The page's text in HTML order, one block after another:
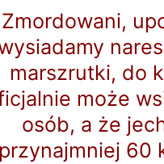
Zmordowani,
marszrutki, do
może
osób, a że
przynajmniej 60